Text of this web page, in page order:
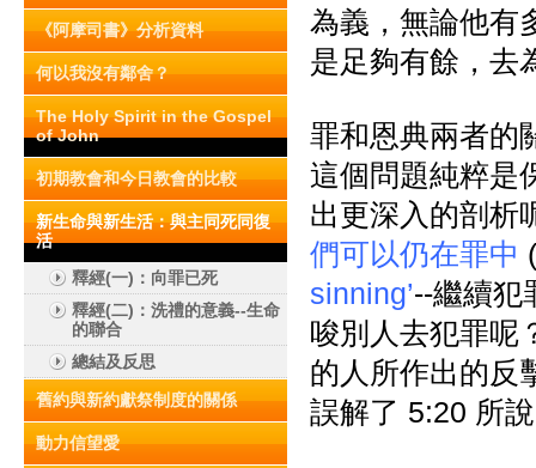
《阿摩司書》分析資料
何以我沒有鄰舍？
The Holy Spirit in the Gospel
of John
初期教會和今日教會的比較
新生命與新生活：與主同死同復
活
釋經(一)：向罪已死
釋經(二)：洗禮的意義--生命
的聯合
總結及反思
舊約與新約獻祭制度的關係
動力信望愛
為義，無論他有
是足夠有餘，去
罪和恩典兩者的
這個問題純粹是
出更深入的剖析
們可以仍在罪中
sinning’--繼續犯
唆別人去犯罪呢
的人所作出的反
誤解了 5:20 所